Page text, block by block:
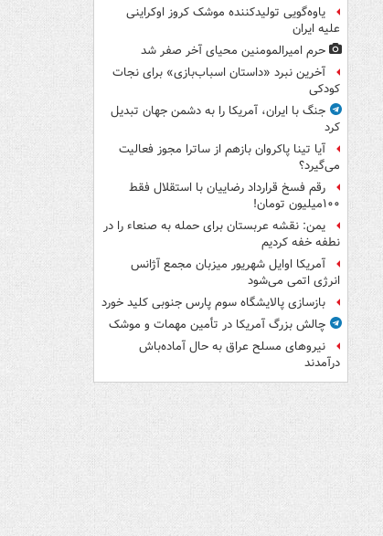
یاوه‌گویی تولیدکننده موشک کروز اوکراینی
علیه ایران
حرم امیرالمومنین محیای آخر صفر شد
آخرین نبرد «داستان اسباب‌بازی» برای نجات
کودکی
جنگ با ایران، آمریکا را به دشمن جهان تبدیل
کرد
آیا تینا پاکروان بازهم از ساترا مجوز فعالیت
می‌گیرد؟
رقم فسخ قرارداد رضاییان با استقلال فقط
۱۰۰میلیون تومان!
یمن: نقشه عربستان برای حمله به صنعاء را در
نطفه خفه کردیم
آمریکا اوایل شهریور میزبان مجمع آژانس
انرژی اتمی می‌شود
بازسازی پالایشگاه سوم پارس جنوبی کلید خورد
چالش بزرگ آمریکا در تأمین مهمات و موشک
نیروهای مسلح عراق به حال آماده‌باش
درآمدند